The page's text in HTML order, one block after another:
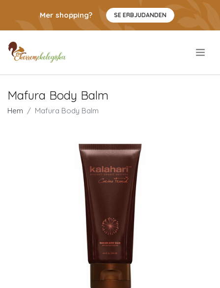
Mer shopping? SE ERBJUDANDEN
Mafura Body Balm
Hem Mafura Body Balm